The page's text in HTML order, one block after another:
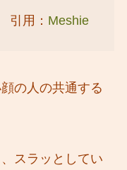
引用： Meshie
の人の共通する
スラッとしてい